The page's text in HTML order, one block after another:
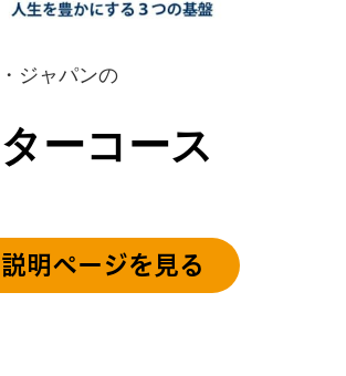
ジャパンの
ーコース
明ページを見る